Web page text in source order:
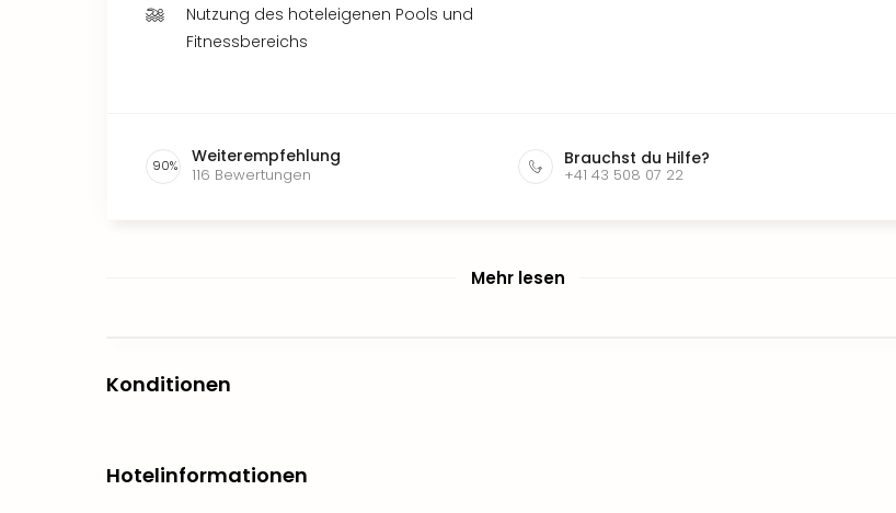
Nutzung des hoteleigenen Pools und
Fitnessbereichs
90% Weiterempfehlung
116 Bewertungen
Brauchst du Hilfe?
+41 43 508 07 22
Mehr lesen
Konditionen
Hotelinformationen